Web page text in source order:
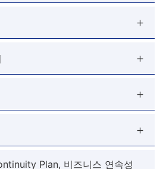
Plan, 비즈니스 연속성